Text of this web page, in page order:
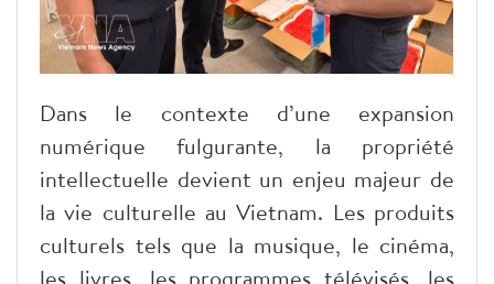
Dans le contexte d’une expansion
numérique fulgurante, la propriété
intellectuelle devient un enjeu majeur de
la vie culturelle au Vietnam. Les produits
culturels tels que la musique, le cinéma,
les livres, les programmes télévisés, les